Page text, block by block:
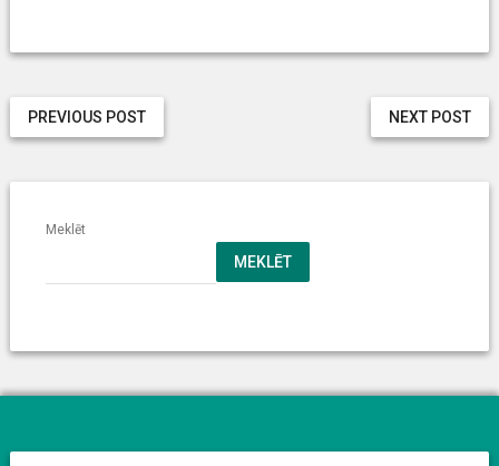
NEXT POST
PREVIOUS POST
Meklēt
MEKLĒT